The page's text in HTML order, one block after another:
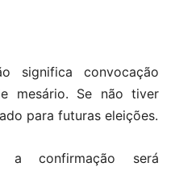
significa convocação
mesário. Se não tiver
para futuras eleições.
a confirmação será